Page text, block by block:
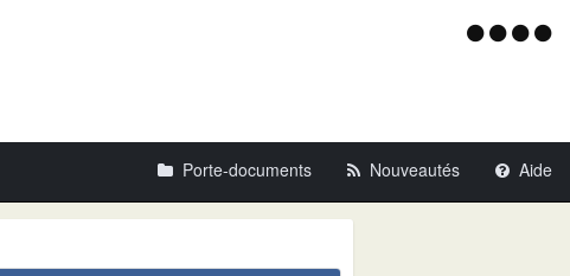
Menu
Porte-documents Nouveautés Aide